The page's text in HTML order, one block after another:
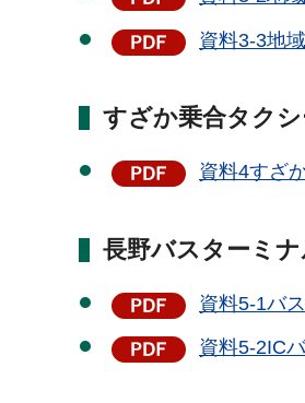
資料3-3地
すざか乗合タク
資料4すざ
長野バスターミ
資料5-1バ
資料5-2IC